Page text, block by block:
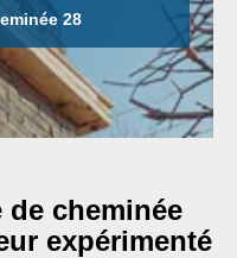
28
cheminée
expérimenté